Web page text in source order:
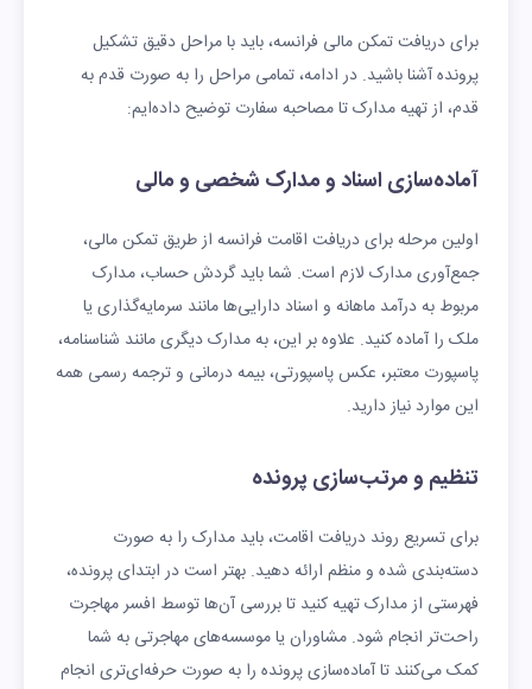
برای دریافت تمکن مالی فرانسه، باید با مراحل دقیق تشکیل
پرونده آشنا باشید. در ادامه، تمامی مراحل را به صورت قدم به
قدم، از تهیه مدارک تا مصاحبه سفارت توضیح داده‌ایم:
آماده‌سازی اسناد و مدارک شخصی و مالی
اولین مرحله برای دریافت اقامت فرانسه از طریق تمکن مالی،
جمع‌آوری مدارک لازم است. شما باید گردش حساب، مدارک
مربوط به درآمد ماهانه و اسناد دارایی‌ها مانند سرمایه‌گذاری یا
ملک را آماده کنید. علاوه بر این، به مدارک دیگری مانند شناسنامه،
پاسپورت معتبر، عکس پاسپورتی، بیمه درمانی و ترجمه رسمی همه
این موارد نیاز دارید.
تنظیم و مرتب‌سازی پرونده
برای تسریع روند دریافت اقامت، باید مدارک را به صورت
دسته‌بندی شده و منظم ارائه دهید. بهتر است در ابتدای پرونده،
فهرستی از مدارک تهیه کنید تا بررسی آن‌ها توسط افسر مهاجرت
راحت‌تر انجام شود. مشاوران یا موسسه‌های مهاجرتی به شما
کمک می‌کنند تا آماده‌سازی پرونده را به صورت حرفه‌ای‌تری انجام